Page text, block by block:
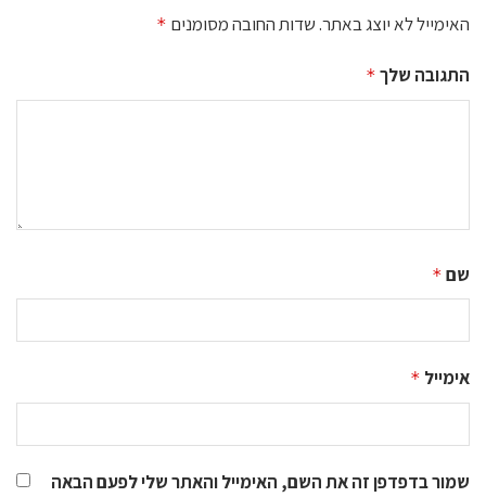
האימייל לא יוצג באתר.שדות החובה מסומנים *
התגובה שלך *
שם *
אימייל *
שמור בדפדפן זה את השם, האימייל והאתר שלי לפעם הבאה